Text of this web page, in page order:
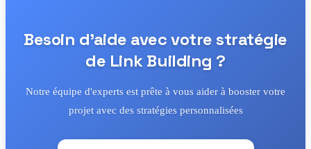
Besoin d'aide avec votre stratégie
de Link Building ?
Notre équipe d'experts est prête à vous aider à booster votre
projet avec des stratégies personnalisées